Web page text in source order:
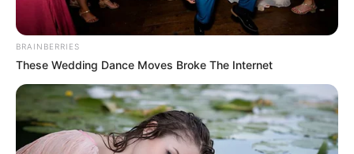
BRAINBERRIES
These Wedding Dance Moves Broke The Internet